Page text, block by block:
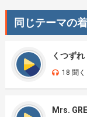
同じテーマの
くつず
18 聞く
Mrs.